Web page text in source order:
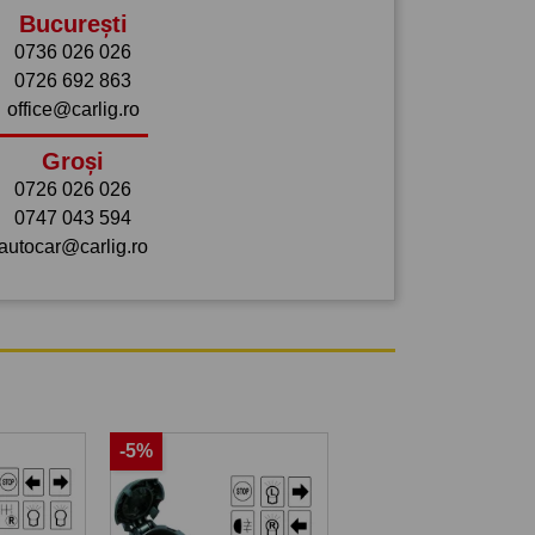
București
0736 026 026
0726 692 863
office@carlig.ro
Groși
0726 026 026
0747 043 594
-5%